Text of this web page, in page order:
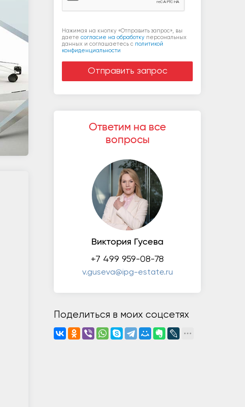
Нажимая на кнопку «Отправить запрос», вы
даете согласие на обработку персональных
данных и соглашаетесь c политикой
конфиденциальности
Ответим на все
вопросы
Виктория Гусева
+7 499 959-08-78
v.guseva@ipg-estate.ru
Поделиться в моих соцсетях